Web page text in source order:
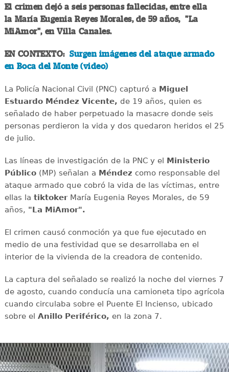
El crimen dejó a seis personas fallecidas, entre ella
la María Eugenia Reyes Morales, de 59 años, "La
MiAmor", en Villa Canales.
EN CONTEXTO:Surgen imágenes del ataque armado
en Boca del Monte (video)
La Policía Nacional Civil (PNC) capturó a Miguel
Estuardo Méndez Vicente, de 19 años, quien es
señalado de haber perpetuado la masacre donde seis
personas perdieron la vida y dos quedaron heridos el 25
de julio.
Las líneas de investigación de la PNC y el Ministerio
Público(MP) señalan a Méndez como responsable del
ataque armado que cobró la vida de las víctimas, entre
ellas la tiktokerMaría Eugenia Reyes Morales, de 59
años, "La MiAmor".
El crimen causó conmoción ya que fue ejecutado en
medio de una festividad que se desarrollaba en el
interior de la vivienda de la creadora de contenido.
La captura del señalado se realizó la noche del viernes 7
de agosto, cuando conducía una camioneta tipo agrícola
cuando circulaba sobre el Puente El Incienso, ubicado
sobre el Anillo Periférico, en la zona 7.